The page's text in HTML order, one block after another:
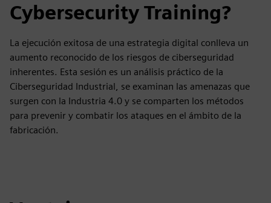
Cybersecurity Training?
La ejecución exitosa de una estrategia digital conlleva un
aumento reconocido de los riesgos de ciberseguridad
inherentes. Esta sesión es un análisis práctico de la
Ciberseguridad Industrial, se examinan las amenazas que
surgen con la Industria 4.0 y se comparten los métodos
para prevenir y combatir los ataques en el ámbito de la
fabricación.